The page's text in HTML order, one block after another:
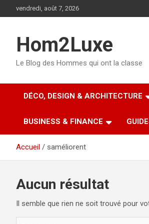
au
vendredi, août 7, 2026
Hom2Luxe
Le Blog des Hommes qui ont la classe
DÉCO, DESIGN & ARCHITECTURE
BUSINESS & FINANCE
Accueil saméliorent
Aucun résultat
Il semble que rien ne soit trouvé pour